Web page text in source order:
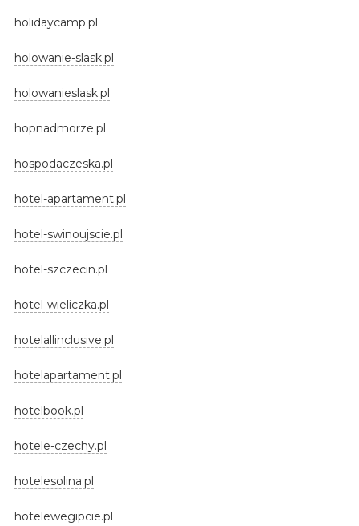
holidaycamp.pl
holowanie-slask.pl
holowanieslask.pl
hopnadmorze.pl
hospodaczeska.pl
hotel-apartament.pl
hotel-swinoujscie.pl
hotel-szczecin.pl
hotel-wieliczka.pl
hotelallinclusive.pl
hotelapartament.pl
hotelbook.pl
hotele-czechy.pl
hotelesolina.pl
hotelewegipcie.pl